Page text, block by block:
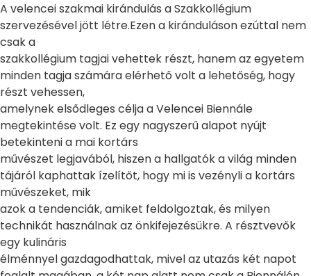
A velencei szakmai kirándulás a Szakkollégium
szervezésével jött létre.Ezen a kiránduláson ezúttal nem
csak a
szakkollégium tagjai vehettek részt, hanem az egyetem
minden tagja számára elérhető volt a lehetőség, hogy
részt vehessen,
amelynek elsődleges célja a Velencei Biennále
megtekintése volt. Ez egy nagyszerű alapot nyújt
betekinteni a mai kortárs
művészet legjavából, hiszen a hallgatók a világ minden
tájáról kaphattak ízelítőt, hogy mi is vezényli a kortárs
művészeket, mik
azok a tendenciák, amiket feldolgoztak, és milyen
technikát használnak az önkifejezésükre. A résztvevők
egy kulináris
élménnyel gazdagodhattak, mivel az utazás két napot